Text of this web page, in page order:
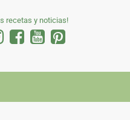
recetas y noticias!